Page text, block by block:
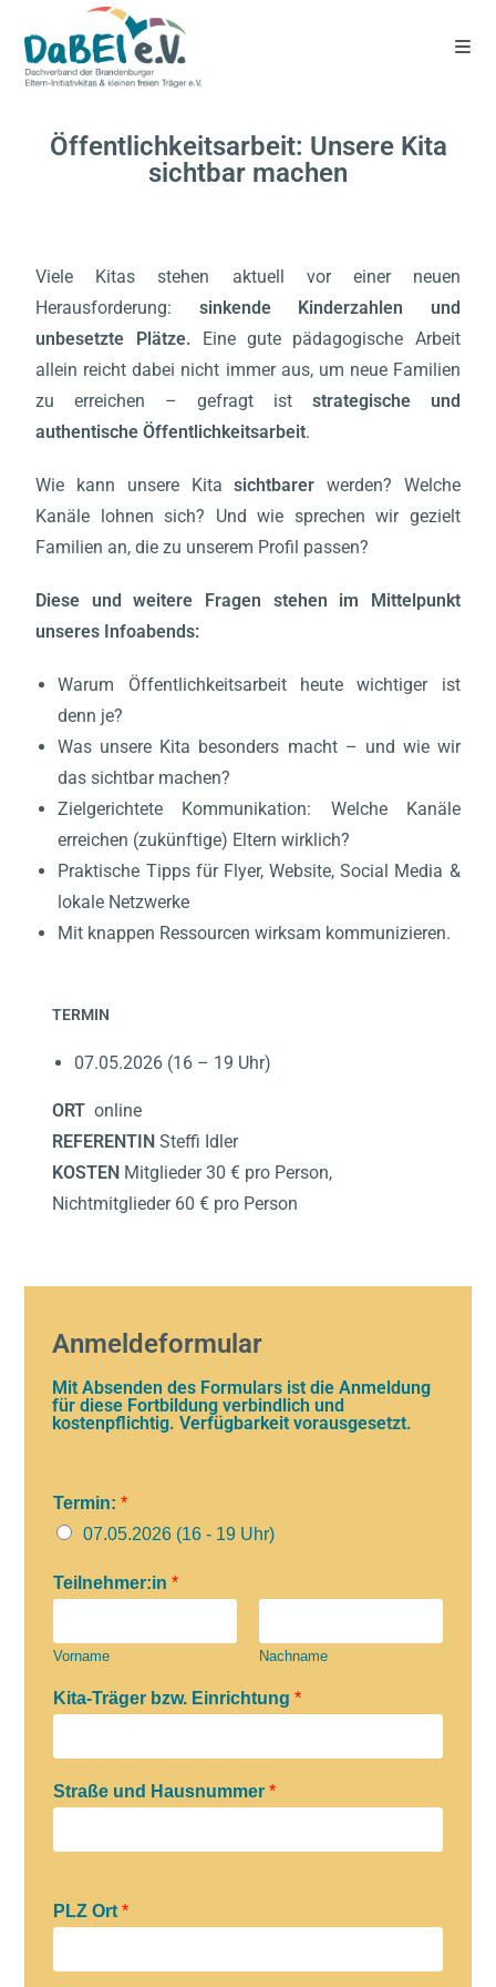
Öffentlichkeitsarbeit: Unsere Kita
sichtbar machen
Viele Kitas stehen aktuell vor einer neuen
Herausforderung: sinkende Kinderzahlen und
unbesetzte Plätze. Eine gute pädagogische Arbeit
allein reicht dabei nicht immer aus, um neue Familien
zu erreichen – gefragt ist strategische und
authentische Öffentlichkeitsarbeit.
Wie kann unsere Kitasichtbarer werden? Welche
Kanäle lohnen sich? Und wie sprechen wir gezielt
Familien an, die zu unserem Profil passen?
Diese und weitere Fragen stehen im Mittelpunkt
unseres Infoabends:
Warum Öffentlichkeitsarbeit heute wichtiger ist
denn je?
Was unsere Kita besonders macht – und wie wir
das sichtbar machen?
Zielgerichtete Kommunikation: Welche Kanäle
erreichen (zukünftige) Eltern wirklich?
Praktische Tipps für Flyer, Website, Social Media &
lokale Netzwerke
Mit knappen Ressourcen wirksam kommunizieren.
TERMIN
07.05.2026 (16 – 19 Uhr)
ORT online
REFERENTINSteffi Idler
KOSTEN Mitglieder 30 € pro Person,
Nichtmitglieder 60 € pro Person
Anmeldeformular
Mit Absenden des Formulars ist die Anmeldung
für diese Fortbildung verbindlich und
kostenpflichtig. Verfügbarkeit vorausgesetzt.
Termin:*
07.05.2026 (16 - 19 Uhr)
Teilnehmer:in*
Vorname Nachname
Kita-Träger bzw. Einrichtung*
Straße und Hausnummer*
PLZ Ort*